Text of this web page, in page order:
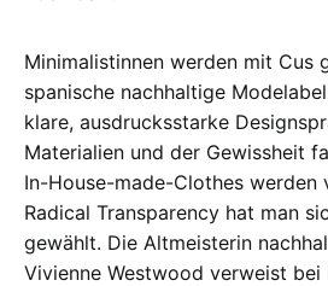
Minimalistinnen werden mit Cus
spanische nachhaltige
klare, ausdrucksstarke
Materialien und der Gewissheit
In-House-made-Clothes
Radical Transparency hat man
gewählt. Die Altmeisterin
Vivienne Westwood verweist bei